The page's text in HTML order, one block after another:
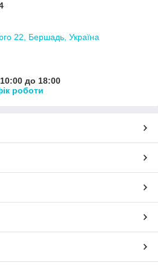
22, Бершадь, Україна
до 18:00
роботи